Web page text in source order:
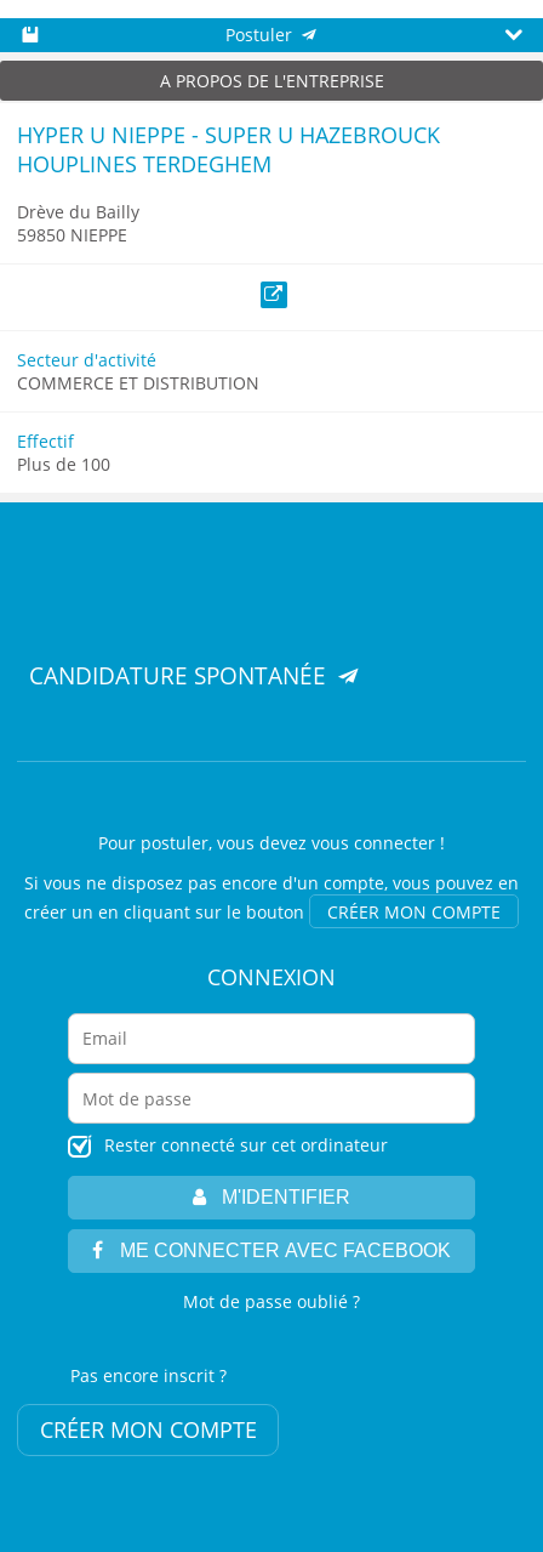
Sauvegarder
Postuler
A PROPOS DE L'ENTREPRISE
HYPER U NIEPPE - SUPER U HAZEBROUCK
HOUPLINES TERDEGHEM
Drève du Bailly
59850 NIEPPE
Secteur d'activité
COMMERCE ET DISTRIBUTION
Effectif
Plus de 100
CANDIDATURE SPONTANÉE
Pour postuler, vous devez vous connecter !
Si vous ne disposez pas encore d'un compte, vous pouvez en
créer un en cliquant sur le bouton
CRÉER MON COMPTE
CONNEXION
Rester connecté sur cet ordinateur
M'IDENTIFIER
ME CONNECTER AVEC FACEBOOK
Mot de passe oublié ?
Pas encore inscrit ?
CRÉER MON COMPTE